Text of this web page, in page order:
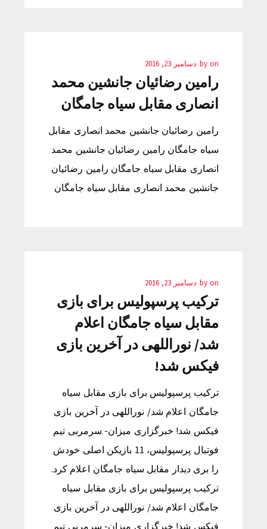
by on دسامبر 23, 2016
رامین رضائیان جانشین محمد
انصاری مقابل سیاه جامگان
رامین رضائیان جانشین محمد انصاری مقابل
سیاه جامگان رامین رضائیان جانشین محمد
انصاری مقابل سیاه جامگان رامین رضائیان
جانشین محمد انصاری مقابل سیاه جامگان
by on دسامبر 23, 2016
ترکیب پرسپولیس برای بازی
مقابل سیاه جامگان اعلام
شد/ نوراللهی در آخرین بازی
فیکس شد!
ترکیب پرسپولیس برای بازی مقابل سیاه
جامگان اعلام شد/ نوراللهی در آخرین بازی
فیکس شد! خبرگزاری میزان- سرمربی تیم
فوتبال پرسپولیس، 11 بازیکن اصلی خودش
را بری دیدار مقابل سیاه جامگان اعلام کرد.
ترکیب پرسپولیس برای بازی مقابل سیاه
جامگان اعلام شد/ نوراللهی در آخرین بازی
فیکس شد! خبرگزاری میزان- سرمربی تیم